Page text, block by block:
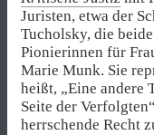
Juristen, etwa der
Tucholsky, die
Pionierinnen für
Marie Munk. Sie
heißt, „Eine andere
Seite der
herrschende Recht